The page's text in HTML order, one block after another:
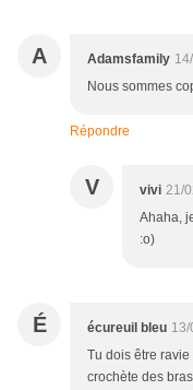
A Adamsfamily
Nous sommes
Répondre
V vivi 21/
Ahaha,
:o)
É écureuil bleu 13/
Tu dois être
crochète des